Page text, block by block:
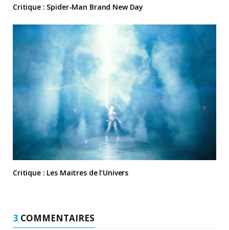
Critique : Spider-Man Brand New Day
Critique : Les Maitres de l’Univers
3 COMMENTAIRES